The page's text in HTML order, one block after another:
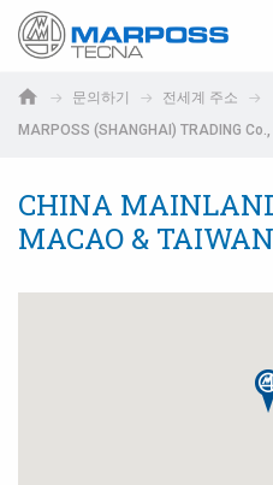
Marposs
문의하기
전세계 주소
MARPOSS (SHANGHAI) TRADING
CHINA
MACAO & TAIWAN
中文
로그인 비밀번호 복구
비밀번호